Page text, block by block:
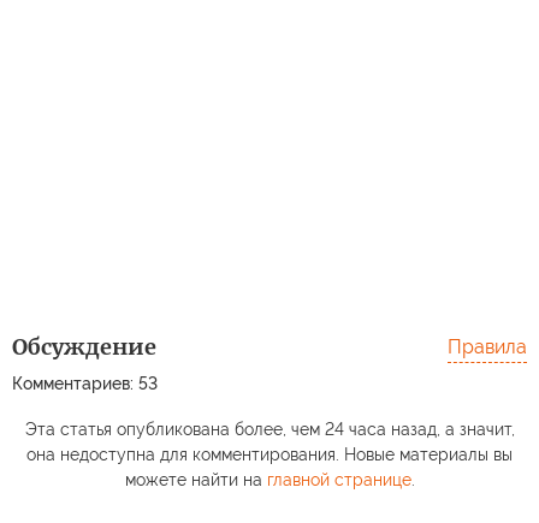
Обсуждение
Комментариев: 53
Правила
Эта статья опубликована более, чем 24 часа назад, а значит,
она недоступна для комментирования. Новые материалы вы
можете найти на главной странице.